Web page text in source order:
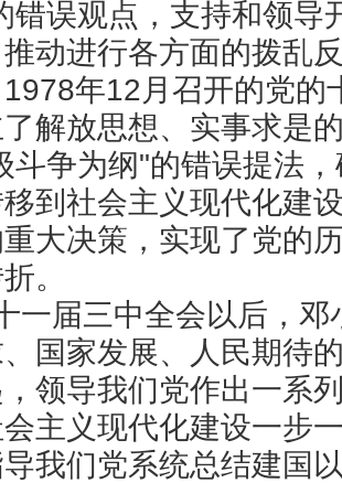
错误观点，支持和领导
动进行各方面的拨乱
年12月召开的党的
解放思想、实事求是
斗争为纲"的错误提法
到社会主义现代化建
大决策，实现了党的
。
一届三中全会以后，
国家发展、人民期待
领导我们党作出一系
主义现代化建设一步
我们党系统总结建国